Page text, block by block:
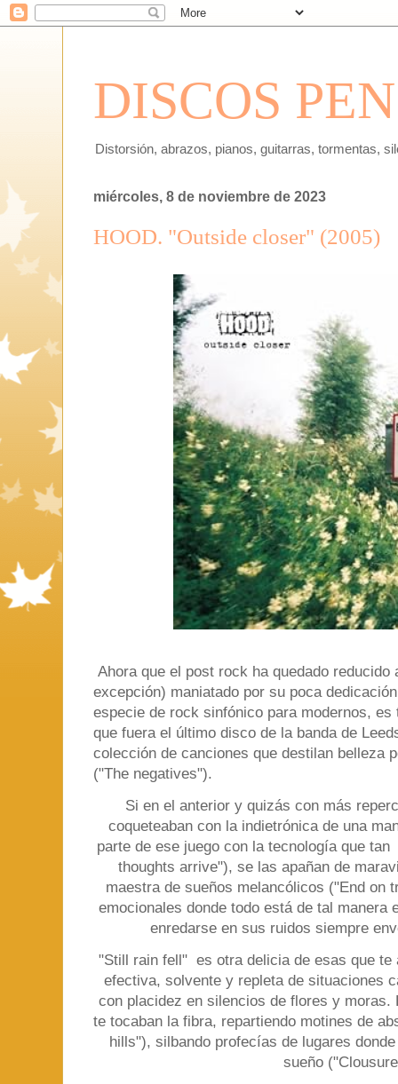
DISCOS
Distorsión, abrazos, pianos, guitarras, tormentas,
miércoles, 8 de noviembre de 2023
HOOD. "Outside closer" (2005)
Ahora que el post rock ha quedado reducido
excepción) maniatado por su poca
especie de rock sinfónico para modernos,
que fuera el último disco de la banda de
colección de canciones que destilan belleza
("The negatives").
Si en el anterior y quizás con más
coqueteaban con la indietrónica de una
parte de ese juego con la tecnología que
thoughts arrive"), se las apañan de
maestra de sueños melancólicos ("End on
emocionales donde todo está de tal manera
enredarse en sus ruidos siempre
"Still rain fell" es otra delicia de esas que
efectiva, solvente y repleta de situaciones
con placidez en silencios de flores y moras.
te tocaban la fibra, repartiendo motines de
hills"), silbando profecías de lugares
sueño